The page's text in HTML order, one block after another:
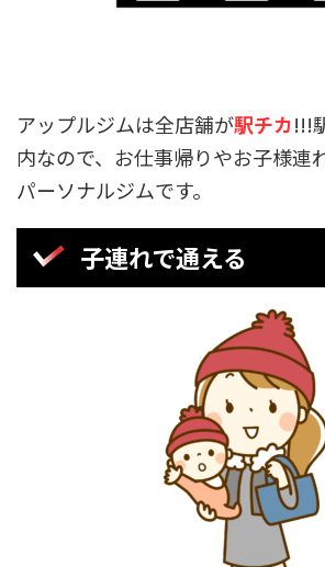
アップルジムは全店舗が駅チカ!!!
内なので、お仕事帰りやお子様連
パーソナルジムです。
子連れで通える